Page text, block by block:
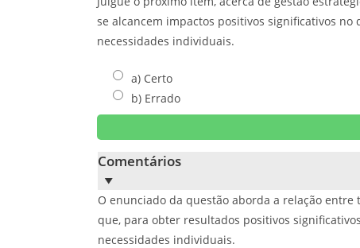
se alcancem impactos positivos significativos
necessidades individuais.
a) Certo
b) Errado
Comentários
O enunciado da questão aborda a relação
que, para obter resultados positivos
necessidades individuais.